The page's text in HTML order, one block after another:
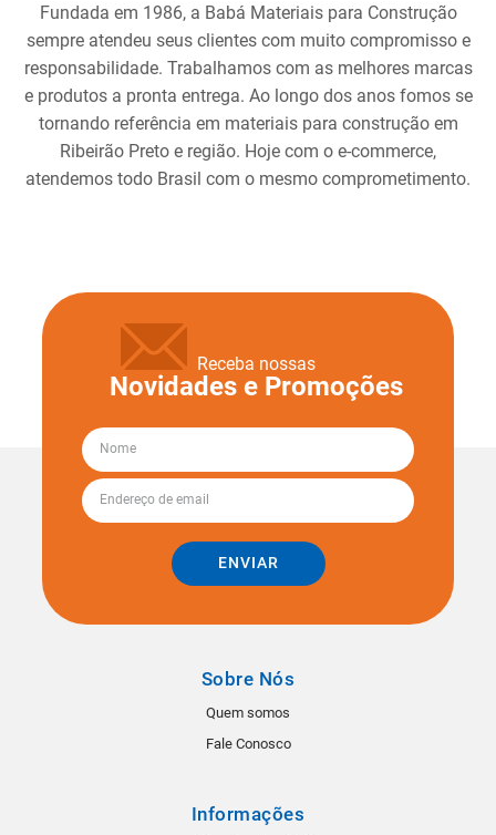
Fundada em 1986, a Babá Materiais para Construção
sempre atendeu seus clientes com muito compromisso e
responsabilidade. Trabalhamos com as melhores marcas
e produtos a pronta entrega. Ao longo dos anos fomos se
tornando referência em materiais para construção em
Ribeirão Preto e região. Hoje com o e-commerce,
atendemos todo Brasil com o mesmo comprometimento.
Receba nossas
Novidades e Promoções
ENVIAR
Sobre Nós
Quem somos
Fale Conosco
Informações